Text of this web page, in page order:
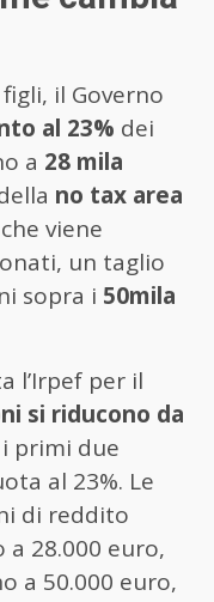
il Governo
al 23% dei
a 28 mila
no tax area
viene
un taglio
sopra i 50mila
l’Irpef per il
si riducono da
primi due
al 23%. Le
di reddito
28.000 euro,
a 50.000 euro,